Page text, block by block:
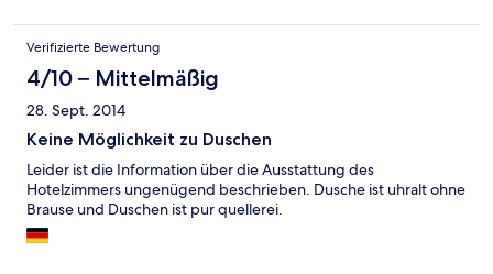
Verifizierte Bewertung
4/10 – Mittelmäßig
28. Sept. 2014
Keine Möglichkeit zu Duschen
Leider ist die Information über die Ausstattung des
Hotelzimmers ungenügend beschrieben. Dusche ist uhralt ohne
Brause und Duschen ist pur quellerei.